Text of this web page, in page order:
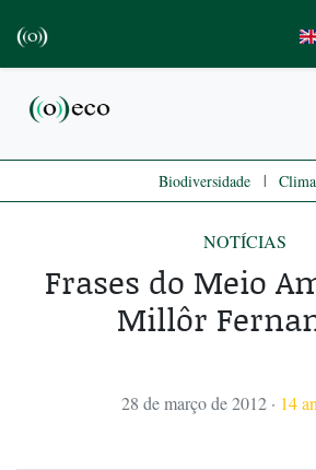
Biodiversidade | Clima
NOTÍCIAS
Frases do Meio
Millôr
28 de março de 2012 · 14